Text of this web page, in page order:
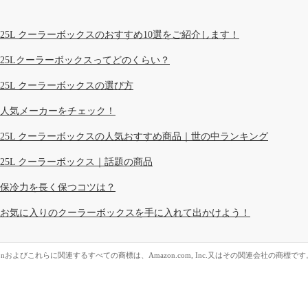
25L クーラーボックスのおすすめ10選をご紹介します！
25Lクーラーボックスってどのくらい？
25L クーラーボックスの選び方
人気メーカーをチェック！
25L クーラーボックスの人気おすすめ商品｜世の中ランキング
25L クーラーボックス｜話題の商品
保冷力を長く保つコツは？
お気に入りのクーラーボックスを手に入れて出かけよう！
およびこれらに関連するすべての商標は、Amazon.com, Inc.又はその関連会社の商標です